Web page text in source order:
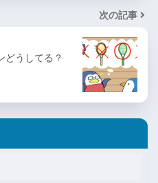
次の記事
どうしてる？